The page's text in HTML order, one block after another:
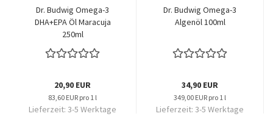
Dr. Budwig Omega-3
DHA+EPA Öl Maracuja
250ml
20,90 EUR
83,60 EUR pro 1 l
Lieferzeit: 3-5 Werktage
Dr. Budwig Omega-3
Algenöl 100ml
34,90 EUR
349,00 EUR pro 1 l
Lieferzeit: 3-5 Werktage